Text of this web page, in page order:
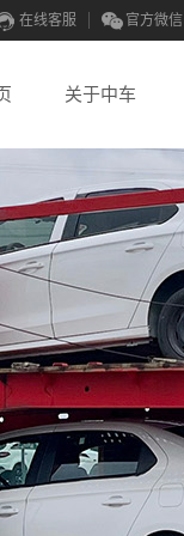
在线客服 官方微信
关于中车